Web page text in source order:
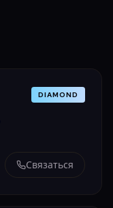
DIAMOND
Связаться